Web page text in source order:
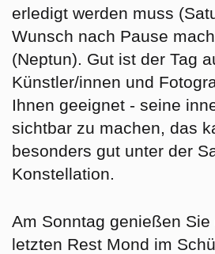
erledigt werden muss
Wunsch nach Pause
(Neptun). Gut ist der Tag
Künstler/innen und
Ihnen geeignet - seine
sichtbar zu machen, das
besonders gut unter der
Konstellation.
Am Sonntag genießen Sie
letzten Rest Mond im